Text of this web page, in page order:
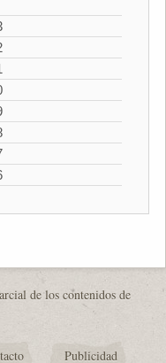
de los contenidos de
Publicidad